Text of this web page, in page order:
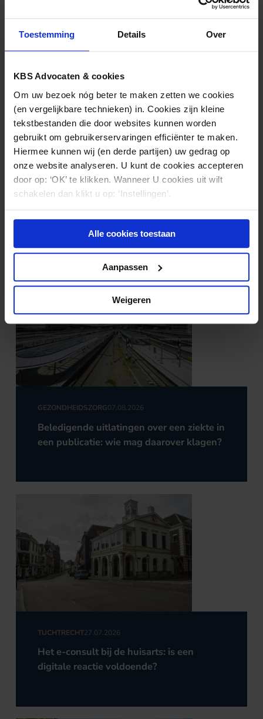
Toestemming Details Over
KBS Advocaten & cookies
Om uw bezoek nóg beter te maken zetten we cookies
(en vergelijkbare technieken) in. Cookies zijn kleine
tekstbestanden die door websites kunnen worden
gebruikt om gebruikerservaringen efficiënter te maken.
Hiermee kunnen wij (en derde partijen) uw gedrag op
onze website analyseren. U kunt de cookies accepteren
door op: ‘OK’ te klikken. Wanneer U cookies uit wilt
schakelen dan klikt u op: ‘Instellingen’.
Alle cookies toestaan
Aanpassen
Weigeren
verantwoorden, is het dan ook dienstig dat een arts
in dit soort situaties van de informatieverstrekking,
de gegeven bedenktijd, de geboden mogelijkheid om
aantekeningen in het medisch dossier maakt. Bij
experimentele behandelingen legt de tuchtrechter
de lat als het gaat om informatieverstrekking
duidelijk hoog. Want in dit soort situaties gebeurt het
onverwachte altijd wanneer men dat het minst
verwacht.
Nieuws & kennis
Ook interessant?
GEZONDHEIDSZORG07.08.2026
Beledigende uitlatingen over een ziekte in
een publicatie: wie mag daarover klagen?
TUCHTRECHT27.07.2026
Het e-consult bij de huisarts: is een
digitale reactie voldoende?